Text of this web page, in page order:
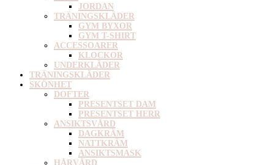
JORDAN
TRÄNINGSKLÄDER
GYM BYXOR
GYM T-SHIRT
ACCESSOARER
KLOCKOR
UNDERKLÄDER
TRÄNINGSKLÄDER
SKÖNHET
DOFTER
PRESENTSET DAM
PRESENTSET HERR
ANSIKTSVÅRD
DAGKRÄM
NATTKRÄM
ANSIKTSMASK
HÅRVÅRD